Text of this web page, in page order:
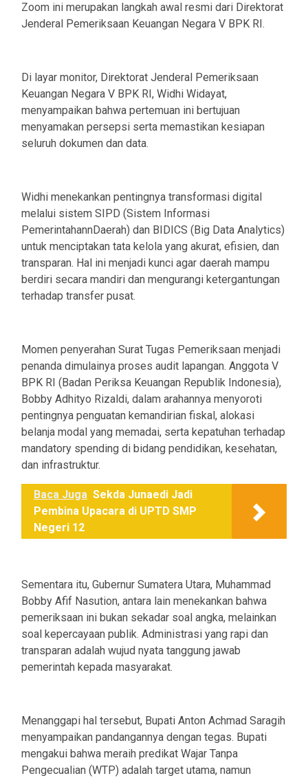
Zoom ini merupakan langkah awal resmi dari Direktorat
Jenderal Pemeriksaan Keuangan Negara V BPK RI.
Di layar monitor, Direktorat Jenderal Pemeriksaan
Keuangan Negara V BPK RI, Widhi Widayat,
menyampaikan bahwa pertemuan ini bertujuan
menyamakan persepsi serta memastikan kesiapan
seluruh dokumen dan data.
Widhi menekankan pentingnya transformasi digital
melalui sistem SIPD (Sistem Informasi
PemerintahannDaerah) dan BIDICS (Big Data Analytics)
untuk menciptakan tata kelola yang akurat, efisien, dan
transparan. Hal ini menjadi kunci agar daerah mampu
berdiri secara mandiri dan mengurangi ketergantungan
terhadap transfer pusat.
Momen penyerahan Surat Tugas Pemeriksaan menjadi
penanda dimulainya proses audit lapangan. Anggota V
BPK RI (Badan Periksa Keuangan Republik Indonesia),
Bobby Adhityo Rizaldi, dalam arahannya menyoroti
pentingnya penguatan kemandirian fiskal, alokasi
belanja modal yang memadai, serta kepatuhan terhadap
mandatory spending di bidang pendidikan, kesehatan,
dan infrastruktur.
Baca Juga Sekda Junaedi Jadi
Pembina Upacara di UPTD SMP
Negeri 12
Sementara itu, Gubernur Sumatera Utara, Muhammad
Bobby Afif Nasution, antara lain menekankan bahwa
pemeriksaan ini bukan sekadar soal angka, melainkan
soal kepercayaan publik. Administrasi yang rapi dan
transparan adalah wujud nyata tanggung jawab
pemerintah kepada masyarakat.
Menanggapi hal tersebut, Bupati Anton Achmad Saragih
menyampaikan pandangannya dengan tegas. Bupati
mengakui bahwa meraih predikat Wajar Tanpa
Pengecualian (WTP) adalah target utama, namun